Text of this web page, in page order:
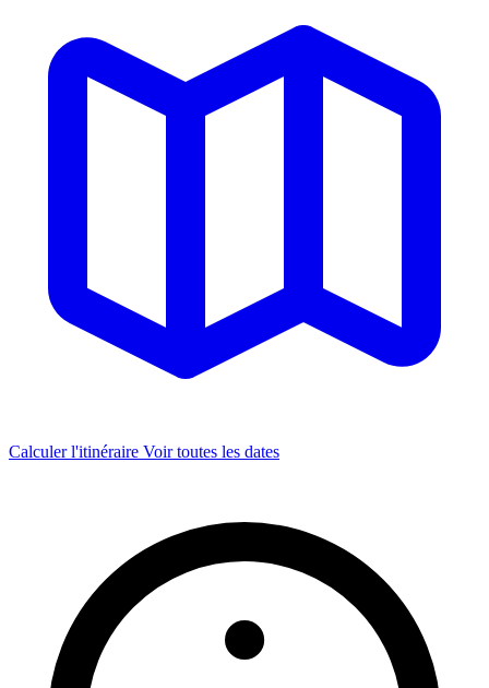
Calculer l'itinéraire Voir toutes les dates